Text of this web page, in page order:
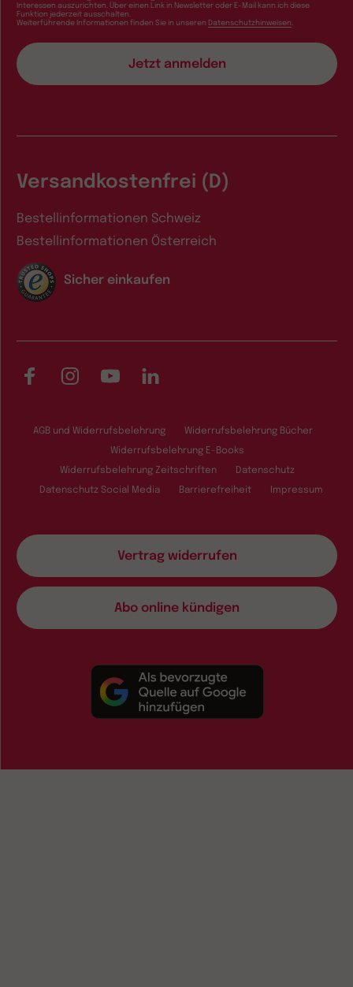
Interessen auszurichten. Über einen Link in Newsletter oder E-Mail kann ich diese
Funktion jederzeit ausschalten.
Weiterführende Informationen finden Sie in unseren Datenschutzhinweisen .
Versandkostenfrei (D)
Bestellinformationen Schweiz
Bestellinformationen Österreich
Sicher einkaufen
FacebookInstagramYouTubeLinkedIn
AGB und Widerrufsbelehrung Widerrufsbelehrung Bücher
Widerrufsbelehrung E-Books
Widerrufsbelehrung Zeitschriften Datenschutz
Datenschutz Social Media Barrierefreiheit Impressum
Vertrag widerrufen
Abo online kündigen